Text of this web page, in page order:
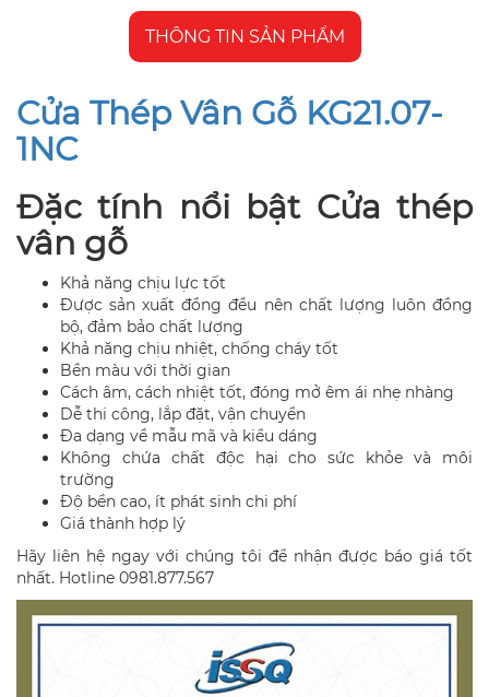
THÔNG TIN SẢN PHẨM
Cửa Thép Vân Gỗ KG21.07-
1NC
Đặc tính nổi bật Cửa thép
vân gỗ
Khả năng chịu lực tốt
Được sản xuất đồng đều nên chất lượng luôn đồng
bộ, đảm bảo chất lượng
Khả năng chịu nhiệt, chống cháy tốt
Bền màu với thời gian
Cách âm, cách nhiệt tốt, đóng mở êm ái nhẹ nhàng
Dễ thi công, lắp đặt, vận chuyển
Đa dạng về mẫu mã và kiểu dáng
Không chứa chất độc hại cho sức khỏe và môi
trường
Độ bền cao, ít phát sinh chi phí
Giá thành hợp lý
Hãy liên hệ ngay với chúng tôi để nhận được báo giá tốt
nhất. Hotline 0981.877.567